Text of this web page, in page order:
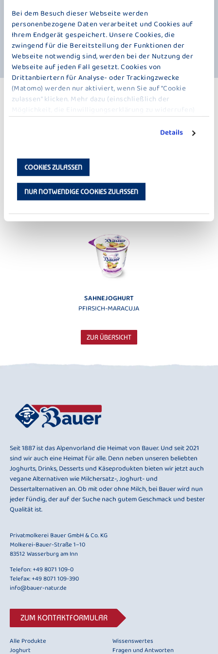
Bei dem Besuch dieser Webseite werden
personenbezogene Daten verarbeitet und Cookies auf
Ihrem Endgerät gespeichert. Unsere Cookies, die
zwingend für die Bereitstellung der Funktionen der
Webseite notwendig sind, werden bei der Nutzung der
Webseite auf jeden Fall gesetzt. Cookies von
Drittanbiertern für Analyse- oder Trackingzwecke
(Matomo) werden nur aktiviert, wenn Sie auf "Cookie
zulassen" klicken. Mehr dazu (einschließlich der
Möglichkeit, die Einwilligungserklärung zu widerrufen)
erfahren Sie in unsererDatenschutzerklärung.
Details
COOKIES ZULASSEN
NUR NOTWENDIGE COOKIES ZULASSEN
auch die tiefblaue Fabe der Heidelbeere. Ganz nebenbei bremsen
Anthozyane sogar noch den Alterungsprozess der Haut aus.
WEITERE PRODUKTE
DER KLEINE BAUER – 150 G
SAHNEJOGHURT
ERDBEERE
SAHNEJOGHURT
KIRSCHE
SAHNEJOGHURT
PFIRSICH-MARACUJA
ZUR ÜBERSICHT
Seit 1887 ist das Alpenvorland die Heimat von Bauer. Und seit 2021
sind wir auch eine Heimat für alle. Denn neben unseren beliebten
Joghurts, Drinks, Desserts und Käseprodukten bieten wir jetzt auch
vegane Alternativen wie Milchersatz-, Joghurt- und
Dessertalternativen an. Ob mit oder ohne Milch, bei Bauer wird nun
jeder fündig, der auf der Suche nach gutem Geschmack und bester
Qualität ist.
Privatmolkerei Bauer GmbH & Co. KG
Molkerei-Bauer-Straße 1–10
83512 Wasserburg am Inn
Telefon:+49 8071 109-0
Telefax: +49 8071 109-390
info@bauer-natur.de
ZUM KONTAKTFORMULAR
Alle Produkte
Joghurt
Wissenswertes
Fragen und Antworten